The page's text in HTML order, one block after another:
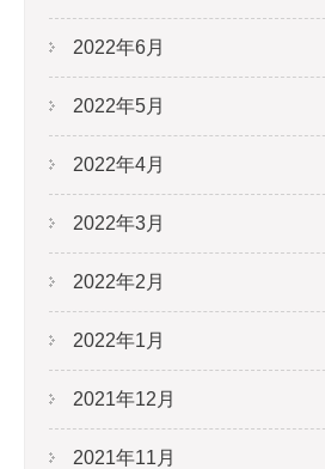
2022年6月
2022年5月
2022年4月
2022年3月
2022年2月
2022年1月
2021年12月
2021年11月